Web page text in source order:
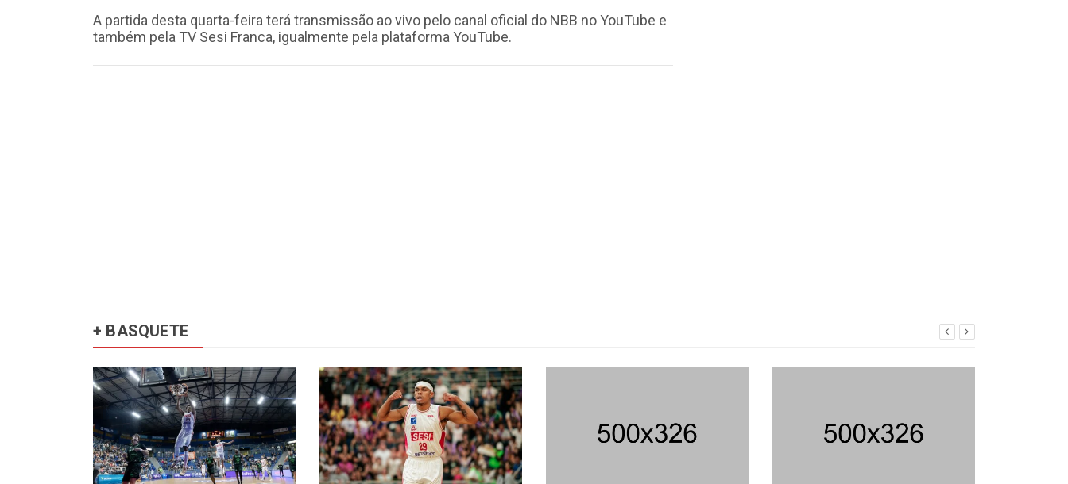
A partida desta quarta-feira terá transmissão ao vivo pelo canal oficial do NBB no YouTube e
também pela TV Sesi Franca, igualmente pela plataforma YouTube.
+ BASQUETE